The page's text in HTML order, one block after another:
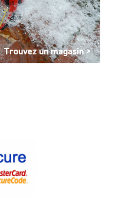
Trouvez un magasin >